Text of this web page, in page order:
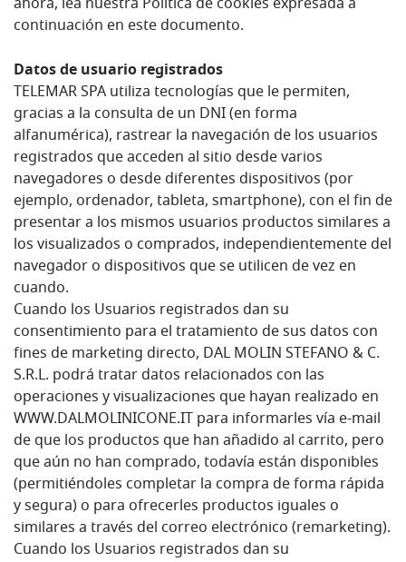
ahora, lea nuestra Política de cookies expresada a
continuación en este documento.
Datos de usuario registrados
TELEMAR SPA utiliza tecnologías que le permiten,
gracias a la consulta de un DNI (en forma
alfanumérica), rastrear la navegación de los usuarios
registrados que acceden al sitio desde varios
navegadores o desde diferentes dispositivos (por
ejemplo, ordenador, tableta, smartphone), con el fin de
presentar a los mismos usuarios productos similares a
los visualizados o comprados, independientemente del
navegador o dispositivos que se utilicen de vez en
cuando.
Cuando los Usuarios registrados dan su
consentimiento para el tratamiento de sus datos con
fines de marketing directo, DAL MOLIN STEFANO & C.
S.R.L. podrá tratar datos relacionados con las
operaciones y visualizaciones que hayan realizado en
WWW.DALMOLINICONE.IT para informarles vía e-mail
de que los productos que han añadido al carrito, pero
que aún no han comprado, todavía están disponibles
(permitiéndoles completar la compra de forma rápida
y segura) o para ofrecerles productos iguales o
similares a través del correo electrónico (remarketing).
Cuando los Usuarios registrados dan su